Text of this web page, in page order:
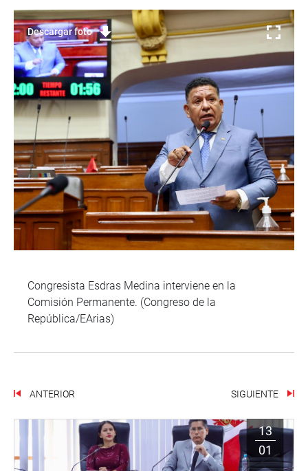
Descargar foto
Congresista Esdras Medina interviene en la
Comisión Permanente. (Congreso de la
República/EArias)
ANTERIOR SIGUIENTE
13
01